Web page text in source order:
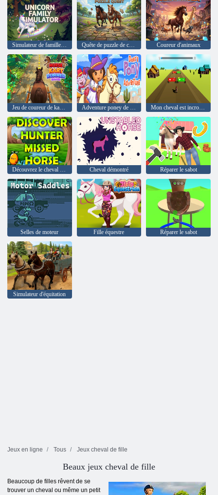
Simulateur de famille Licorne Quête de puzzle de chevaux Coureur d'animaux
Découvrez le cheval manqué au chasseur Cheval démontré Réparer le sabot
Selles de moteur Fille équestre Réparer le sabot
Simulateur d'équitation
Jeux en ligne Tous Jeux cheval de fille
Beaux jeux cheval de fille
Beaucoup de filles rêvent de se
trouver un cheval ou même un petit